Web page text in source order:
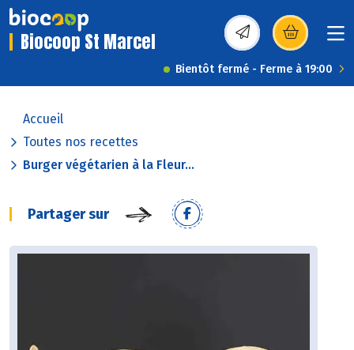
Biocoop St Marcel (s’ouvre dans une
Bientôt fermé - Ferme à 19:00
Accueil
Toutes nos recettes
Burger végétarien à la Fleur...
Partager sur